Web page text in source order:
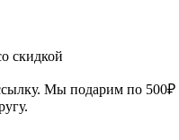
скидкой
Мы подарим по 500₽